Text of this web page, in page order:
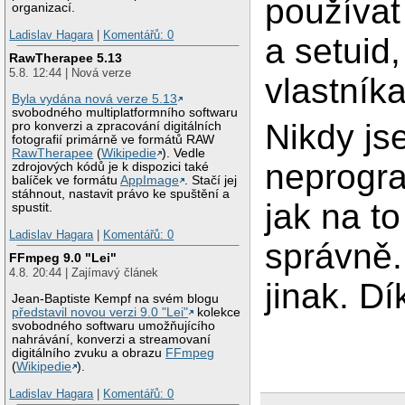
organizací.
Ladislav Hagara | Komentářů: 0
RawTherapee 5.13
5.8. 12:44 | Nová verze
Byla vydána nová verze 5.13
svobodného multiplatformního softwaru
pro konverzi a zpracování digitálních
fotografií primárně ve formátů RAW
RawTherapee (Wikipedie ). Vedle
zdrojových kódů je k dispozici také
balíček ve formátuAppImage
. Stačí jej
stáhnout, nastavit právo ke spuštění a
spustit.
Ladislav Hagara | Komentářů: 0
FFmpeg 9.0 "Lei"
4.8. 20:44 | Zajímavý článek
Jean-Baptiste Kempf na svém blogu
představil novou verzi 9.0 "Lei"
kolekce
svobodného softwaru umožňujícího
nahrávání, konverzi a streamovaní
digitálního zvuku a obrazu FFmpeg
(Wikipedie ).
Ladislav Hagara | Komentářů: 0
a
Nikdy
jak na
jinak.